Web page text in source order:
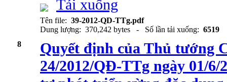
Tải xuống
Tên file: 39-2012-QD-TTg.pdf
Dung lượng: 370,242 bytes - Số lần tải xuống: 6519
8
Quyết định của Thủ tướng
24/2012/QĐ-TTg ngày 01/6/